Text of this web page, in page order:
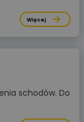
Więcej
schodów. Do